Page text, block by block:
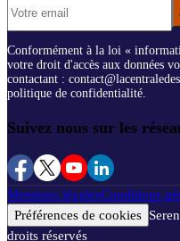
Conformément à la loi «
votre droit d'accès aux données
contactant :
politique de confidentialité.
Suivez nous sur les
Mentions légalesConditions
Préférences de cookies
droits réservés